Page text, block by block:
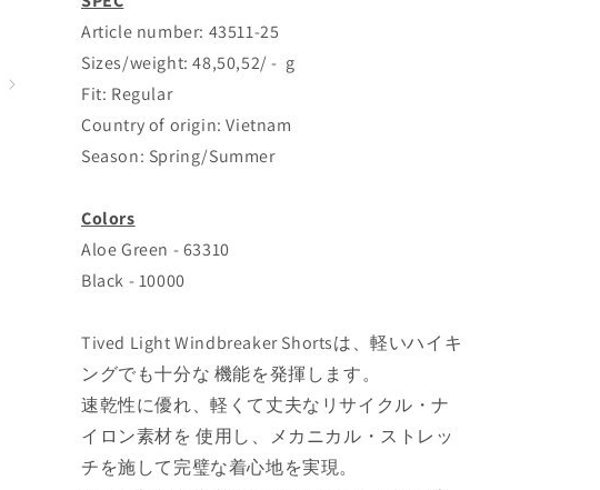
Article number: 43511-25
Sizes/weight: 48,50,52/ - g
Fit: Regular
Country of origin: Vietnam
Season: Spring/Summer
Colors
Aloe Green - 63310
Black - 10000
Tived Light Windbreaker Shortsは、軽いハイキ
ングでも十分な 機能を発揮します。
速乾性に優れ、軽くて丈夫なリサイクル・ナ
イロン素材を 使用し、メカニカル・ストレッ
チを施して完璧な着心地を実現。